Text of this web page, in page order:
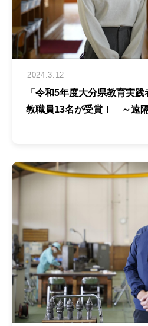
2024.3.12
「令和5年度大分県教育実
教職員13名が受賞！ ～遠